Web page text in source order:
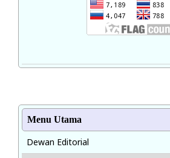
Menu Utama
Dewan Editorial